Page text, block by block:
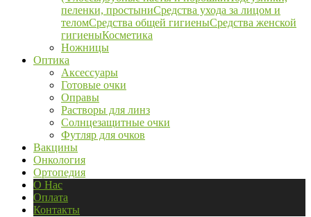
пеленки, простыниСредства ухода за лицом и
теломСредства общей гигиеныСредства женской
гигиеныКосметика
Ножницы
Оптика
Аксессуары
Готовые очки
Оправы
Растворы для линз
Солнцезащитные очки
Футляр для очков
Вакцины
Онкология
Ортопедия
О Нас
Оплата
Контакты